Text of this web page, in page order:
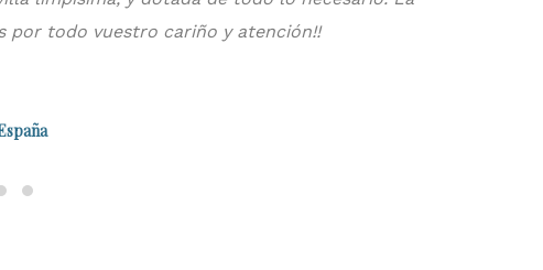
por todo vuestro cariño y atención!!